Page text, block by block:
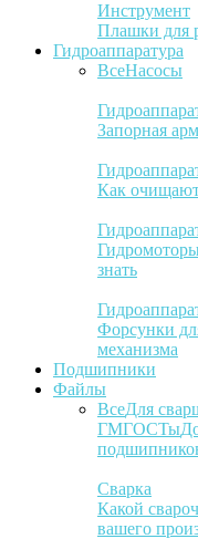
Инструмент
Плашки для
Гидроаппаратура
ВсеНасосы
Запорная
Как
знать
Форсунки
механизма
Подшипники
Файлы
ВсеДля
ГМГОСТы
Сварка
Какой
вашего